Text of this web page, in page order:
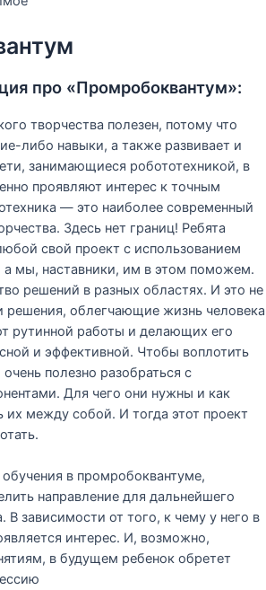
про «Промробоквантум»:
творчества полезен, потому что
либо навыки, а также развивает и
занимающиеся робототехникой, в
проявляют интерес к точным
— это наиболее современный
Здесь нет границ! Ребята
свой проект с использованием
а мы, наставники, им в этом поможем.
решений в разных областях. И это не
решения, облегчающие жизнь человека
рутинной работы и делающих его
и эффективной. Чтобы воплотить
полезно разобраться с
Для чего они нужны и как
их между собой. И тогда этот проект
в промробоквантуме,
направление для дальнейшего
В зависимости от того, к чему у него в
интерес. И, возможно,
в будущем ребенок обретет